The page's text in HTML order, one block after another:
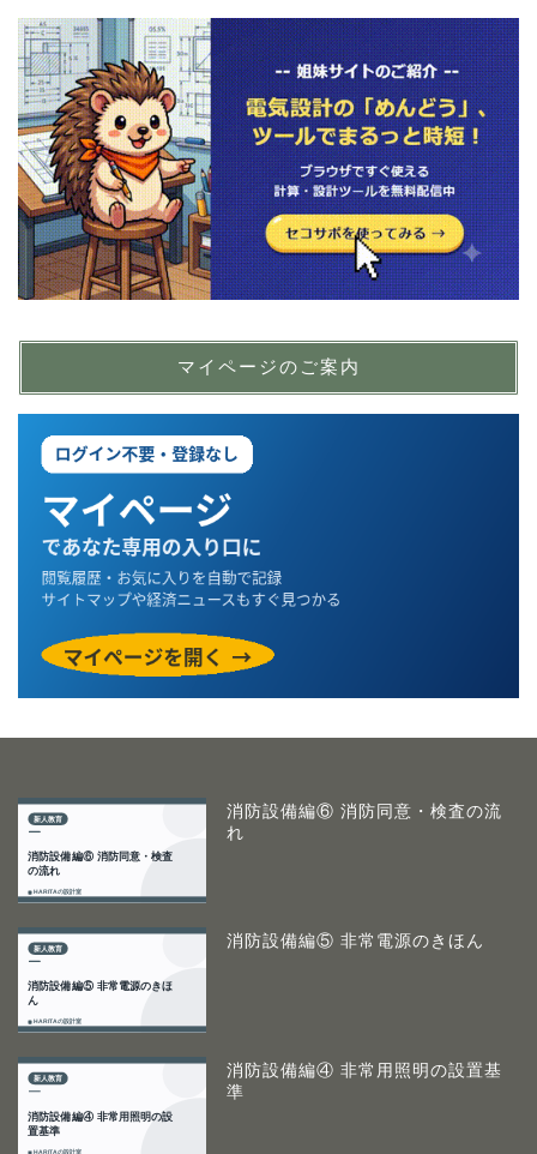
マイページのご案内
消防設備編⑥ 消防同意・検査の流
れ
消防設備編⑤ 非常電源のきほん
消防設備編④ 非常用照明の設置基
準